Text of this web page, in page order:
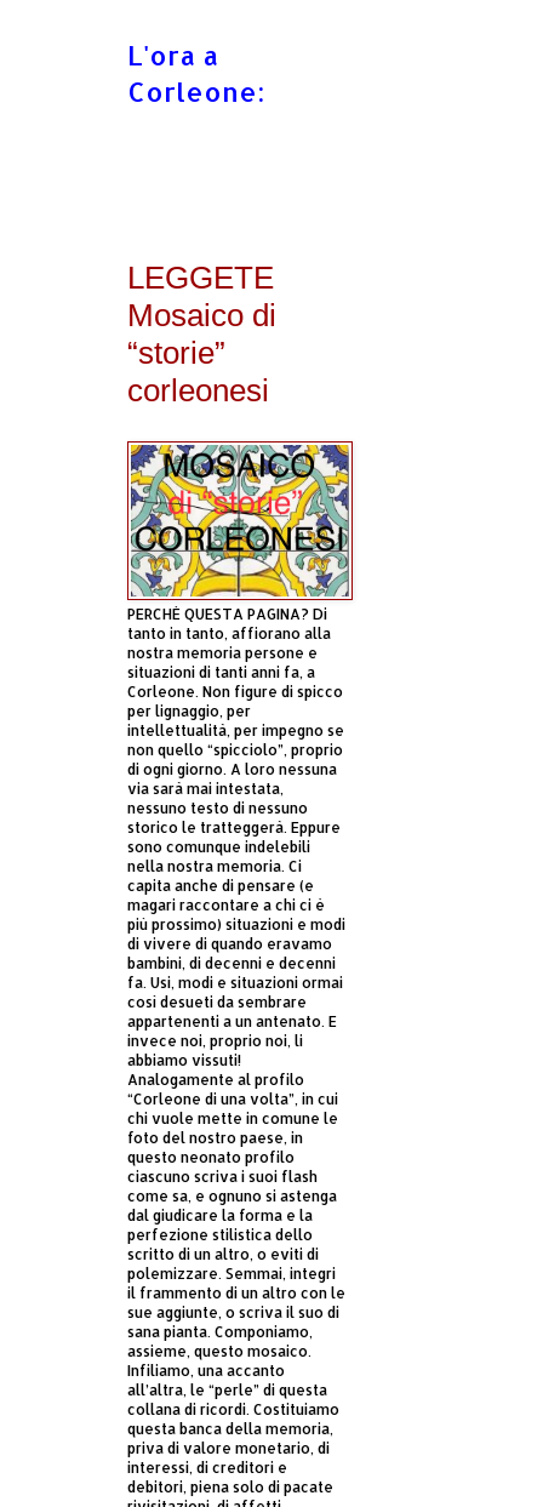
L'ora a
Corleone:
LEGGETE
Mosaico di
“storie”
corleonesi
PERCHÈ QUESTA PAGINA? Di
tanto in tanto, affiorano alla
nostra memoria persone e
situazioni di tanti anni fa, a
Corleone. Non figure di spicco
per lignaggio, per
intellettualità, per impegno se
non quello “spicciolo”, proprio
di ogni giorno. A loro nessuna
via sarà mai intestata,
nessuno testo di nessuno
storico le tratteggerà. Eppure
sono comunque indelebili
nella nostra memoria. Ci
capita anche di pensare (e
magari raccontare a chi ci è
più prossimo) situazioni e modi
di vivere di quando eravamo
bambini, di decenni e decenni
fa. Usi, modi e situazioni ormai
così desueti da sembrare
appartenenti a un antenato. E
invece noi, proprio noi, li
abbiamo vissuti!
Analogamente al profilo
“Corleone di una volta”, in cui
chi vuole mette in comune le
foto del nostro paese, in
questo neonato profilo
ciascuno scriva i suoi flash
come sa, e ognuno si astenga
dal giudicare la forma e la
perfezione stilistica dello
scritto di un altro, o eviti di
polemizzare. Semmai, integri
il frammento di un altro con le
sue aggiunte, o scriva il suo di
sana pianta. Componiamo,
assieme, questo mosaico.
Infiliamo, una accanto
all’altra, le “perle” di questa
collana di ricordi. Costituiamo
questa banca della memoria,
priva di valore monetario, di
interessi, di creditori e
debitori, piena solo di pacate